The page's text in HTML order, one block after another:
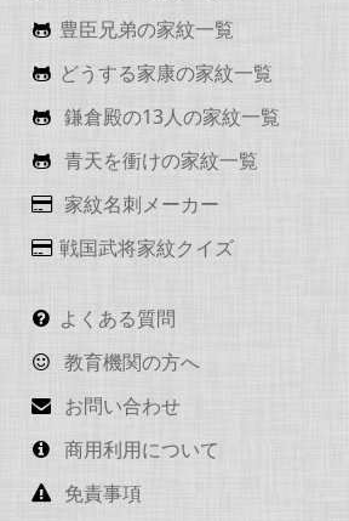
豊臣兄弟の家紋一覧
どうする家康の家紋一覧
鎌倉殿の13人の家紋一覧
青天を衝けの家紋一覧
家紋名刺メーカー
戦国武将家紋クイズ
よくある質問
教育機関の方へ
お問い合わせ
商用利用について
免責事項